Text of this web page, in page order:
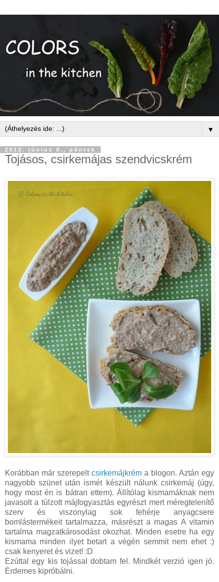
▼
2012. június 8., péntek
Tojásos, csirkemájas szendvicskrém
Korábban már szerepelt csirkemájkrém a blogon. Aztán egy
nagyobb szünet után ismét készült nálunk csirkemáj (úgy,
hogy most én is bátran ettem). Állítólag kismamáknak nem
javasolt a túlzott májfogyasztás egyrészt mert méregtelenítő
szerv és viszonylag sok fehérje anyagcsere
bomlástermékeit tartalmazza, másrészt a magas A vitamin
tartalma magzatkárosodást okozhat. Minden esetre ha egy
kismama minden ilyet betart a végén semmit nem ehet :)
csak kenyeret és vizet! :D
Ezúttal egy kis tojással dobtam fel. Mindkét verzió igen jó.
Érdemes kipróbálni.